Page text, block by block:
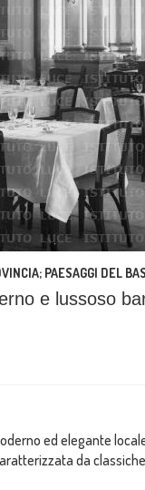
PAESAGGI DEL
e lussoso
ed elegante
da